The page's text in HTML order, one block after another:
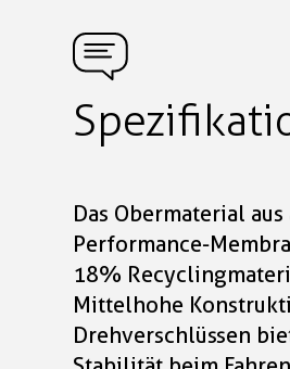
Das Obermaterial
Performance-
18%
Mittelhohe
Drehverschlüssen